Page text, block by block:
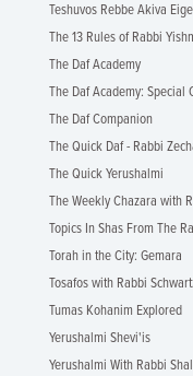
Teshuvos Rebbe Akiva
The 13 Rules of Rabbi
The Daf Academy
The Daf Academy: Special
The Daf Companion
The Quick Daf - Rabbi
The Quick Yerushalmi
The Weekly Chazara with
Topics In Shas From The
Torah in the City: Gemara
Tosafos with Rabbi
Tumas Kohanim Explored
Yerushalmi Shevi'is
Yerushalmi With Rabbi